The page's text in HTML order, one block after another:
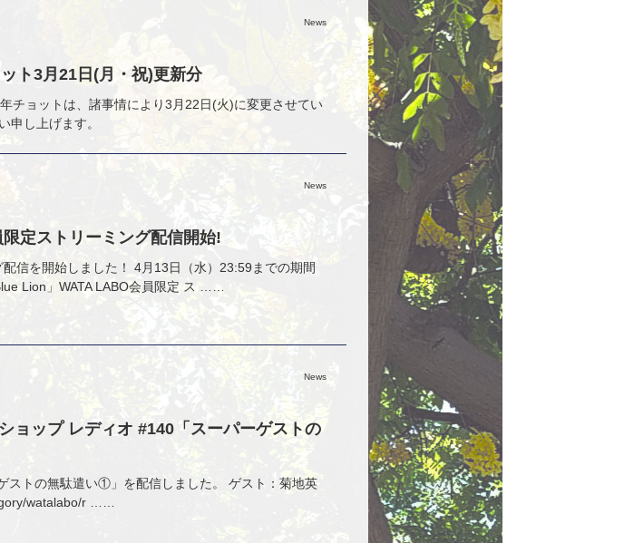
News
ト3月21日(月・祝)更新分
チョットは、諸事情により3月22日(火)に変更させてい
申し上げます。
News
定ストリーミング配信開始!
信を開始しました！ 4月13日（水）23:59までの期間
Lion」WATA LABO会員限定 ス ……
News
ョップ レディオ #140「スーパーゲストの
ストの無駄遣い①」を配信しました。 ゲスト：菊地英
watalabo/r ……